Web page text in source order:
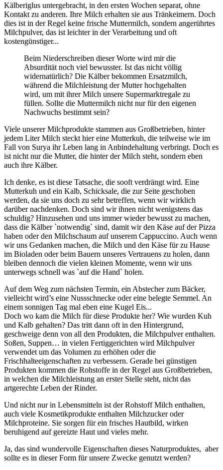
Kälberiglus untergebracht, in den ersten Wochen separat, ohne
Kontakt zu anderen. Ihre Milch erhalten sie aus Tränkeimern. Doch
dies ist in der Regel keine frische Muttermilch, sondern angerührtes
Milchpulver, das ist leichter in der Verarbeitung und oft
kostengünstiger...
Beim Niederschreiben dieser Worte wird mir die
Absurdität noch viel bewusster. Ist das nicht völlig
widernatürlich? Die Kälber bekommen Ersatzmilch,
während die Milchleistung der Mutter hochgehalten
wird, um mit ihrer Milch unsere Supermarktregale zu
füllen. Sollte die Muttermilch nicht nur für den eigenen
Nachwuchs bestimmt sein?
Viele unserer Milchprodukte stammen aus Großbetrieben, hinter
jedem Liter Milch steckt hier eine Mutterkuh, die teilweise wie im
Fall von Surya ihr Leben lang in Anbindehaltung verbringt. Doch es
ist nicht nur die Mutter, die hinter der Milch steht, sondern eben
auch ihre Kälber.
Ich denke, es ist diese Tatsache, die sooft verdrängt wird. Eine
Mutterkuh und ein Kalb, Schicksale, die zur Seite geschoben
werden, da sie uns doch zu sehr betreffen, wenn wir wirklich
darüber nachdenken. Doch sind wir ihnen nicht wenigstens das
schuldig? Hinzusehen und uns immer wieder bewusst zu machen,
dass die Kälber `notwendig` sind, damit wir den Käse auf der Pizza
haben oder den Milchschaum auf unserem Cappuccino. Auch wenn
wir uns Gedanken machen, die Milch und den Käse für zu Hause
im Bioladen oder beim Bauern unseres Vertrauens zu holen, dann
bleiben dennoch die vielen kleinen Momente, wenn wir uns
unterwegs schnell was `auf die Hand` holen.
Auf dem Weg zum nächsten Termin, ein Abstecher zum Bäcker,
vielleicht wird’s eine Nussschnecke oder eine belegte Semmel. An
einem sonnigen Tag mal eben eine Kugel Eis...
Doch wo kam die Milch für diese Produkte her? Wie wurden Kuh
und Kalb gehalten? Das tritt dann oft in den Hintergrund,
geschweige denn von all den Produkten, die Milchpulver enthalten.
Soßen, Suppen… in vielen Fertiggerichten wird Milchpulver
verwendet um das Volumen zu erhöhen oder die
Frischhalteeigenschaften zu verbessern. Gerade bei günstigen
Produkten kommen die Rohstoffe in der Regel aus Großbetrieben,
in welchen die Milchleistung an erster Stelle steht, nicht das
artgerechte Leben der Rinder.
Und nicht nur in Lebensmitteln ist der Rohstoff Milch enthalten,
auch viele Kosmetikprodukte enthalten Milchzucker oder
Milchproteine. Sie sorgen für ein frisches Hautbild, wirken
beruhigend auf gereizte Haut und vieles mehr.
Ja, das sind wundervolle Eigenschaften dieses Naturproduktes, aber
sollte es in dieser Form für unsere Zwecke genutzt werden?